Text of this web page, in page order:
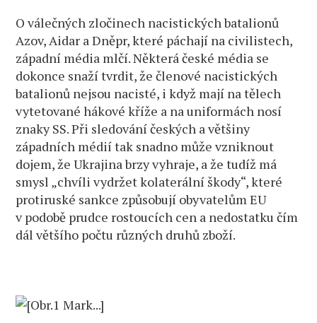
O válečných zločinech nacistických batalionů
Azov, Aidar a Dněpr, které páchají na civilistech,
západní média mlčí. Některá české média se
dokonce snaží tvrdit, že členové nacistických
batalionů nejsou nacisté, i když mají na tělech
vytetované hákové kříže a na uniformách nosí
znaky SS. Při sledování českých a většiny
západních médií tak snadno může vzniknout
dojem, že Ukrajina brzy vyhraje, a že tudíž má
smysl „chvíli vydržet kolaterální škody“, které
protiruské sankce způsobují obyvatelům EU
v podobě prudce rostoucích cen a nedostatku čím
dál většího počtu různých druhů zboží.